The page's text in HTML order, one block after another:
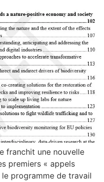
franchit une nouvelle
premiers « appels
programme de travail